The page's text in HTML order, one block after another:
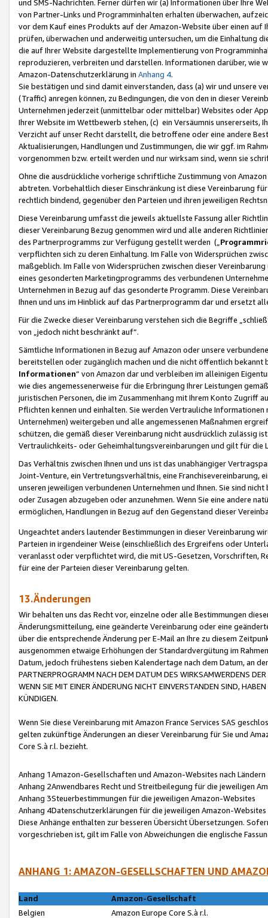
und SMS-Nachrichten. Ferner dürfen wir (a) Informationen über Ihre
von Partner-Links und Programminhalten erhalten überwachen,
vor dem Kauf eines Produkts auf der Amazon-Website über einen
prüfen, überwachen und anderweitig untersuchen, um die Einhaltung
die auf Ihrer Website dargestellte Implementierung von
reproduzieren, verbreiten und darstellen. Informationen darüber, wie
Amazon-Datenschutzerklärung in Anhang 4.
Sie bestätigen und sind damit einverstanden, dass (a) wir und
(Traffic) anregen können, zu Bedingungen, die von den in dieser
Unternehmen jederzeit (unmittelbar oder mittelbar) Websites oder
Ihrer Website im Wettbewerb stehen, (c) ein Versäumnis unsererseits,
Verzicht auf unser Recht darstellt, die betroffene oder eine andere
Aktualisierungen, Handlungen und Zustimmungen, die wir ggf. im
vorgenommen bzw. erteilt werden und nur wirksam sind, wenn sie
Ohne die ausdrückliche vorherige schriftliche Zustimmung von
abtreten. Vorbehaltlich dieser Einschränkung ist diese Vereinbarung
rechtlich bindend, gegenüber den Parteien und ihren jeweiligen
Diese Vereinbarung umfasst die jeweils aktuellste Fassung aller
dieser Vereinbarung Bezug genommen wird und alle anderen
des Partnerprogramms zur Verfügung gestellt werden („
verpflichten sich zu deren Einhaltung. Im Falle von Widersprüchen
maßgeblich. Im Falle von Widersprüchen zwischen dieser
eines gesonderten Marketingprogramms des verbundenen
Unternehmen in Bezug auf das gesonderte Programm. Diese
Ihnen und uns im Hinblick auf das Partnerprogramm dar und ersetzt
Für die Zwecke dieser Vereinbarung verstehen sich die Begriffe
von „jedoch nicht beschränkt auf“.
Sämtliche Informationen in Bezug auf Amazon oder unsere
bereitstellen oder zugänglich machen und die nicht öffentlich
Informationen“ von Amazon dar und verbleiben im alleinigen
wie dies angemessenerweise für die Erbringung Ihrer Leistungen
juristischen Personen, die im Zusammenhang mit Ihrem Konto
Pflichten kennen und einhalten. Sie werden Vertrauliche
Unternehmen) weitergeben und alle angemessenen Maßnahmen
schützen, die gemäß dieser Vereinbarung nicht ausdrücklich zulässig
Vertraulichkeits- oder Geheimhaltungsvereinbarungen und gilt für die
Das Verhältnis zwischen Ihnen und uns ist das unabhängiger
Joint-Venture, ein Vertretungsverhältnis, eine Franchisevereinbarung,
unseren jeweiligen verbundenen Unternehmen und Ihnen. Sie sind
oder Zusagen abzugeben oder anzunehmen. Wenn Sie eine andere
ermöglichen, Handlungen in Bezug auf den Gegenstand dieser
Ungeachtet anders lautender Bestimmungen in dieser Vereinbarung
Parteien in irgendeiner Weise (einschließlich des Ergreifens oder
veranlasst oder verpflichtet wird, die mit US-Gesetzen, Vorschriften,
für eine der Parteien dieser Vereinbarung gelten.
13.Änderungen
Wir behalten uns das Recht vor, einzelne oder alle Bestimmungen
Änderungsmitteilung, eine geänderte Vereinbarung oder eine
über die entsprechende Änderung per E-Mail an Ihre zu diesem
ausgenommen etwaige Erhöhungen der Standardvergütung im
Datum, jedoch frühestens sieben Kalendertage nach dem Datum, an
PARTNERPROGRAMM NACH DEM DATUM DES WIRKSAMWERDENS
WENN SIE MIT EINER ÄNDERUNG NICHT EINVERSTANDEN SIND,
KÜNDIGEN.
Wenn Sie diese Vereinbarung mit Amazon France Services SAS
gelten zukünftige Änderungen an dieser Vereinbarung für Sie und
Core S.à r.l. bezieht.
Anhang 1Amazon-Gesellschaften und Amazon-Websites nach Ländern
Anhang 2Anwendbares Recht und Streitbeilegung für die jeweiligen
Anhang 3Steuerbestimmungen für die jeweiligen Amazon-Websites
Anhang 4Datenschutzerklärungen für die jeweiligen Amazon-Websites
Diese Anhänge enthalten zur besseren Übersicht Übersetzungen.
vorgeschrieben ist, gilt im Falle von Abweichungen die englische
ANHANG 1: AMAZON-GESELLSCHAFTEN UND
Land
Amazon-Gesellschaft
Belgien
Amazon Europe Core S.à r.l.